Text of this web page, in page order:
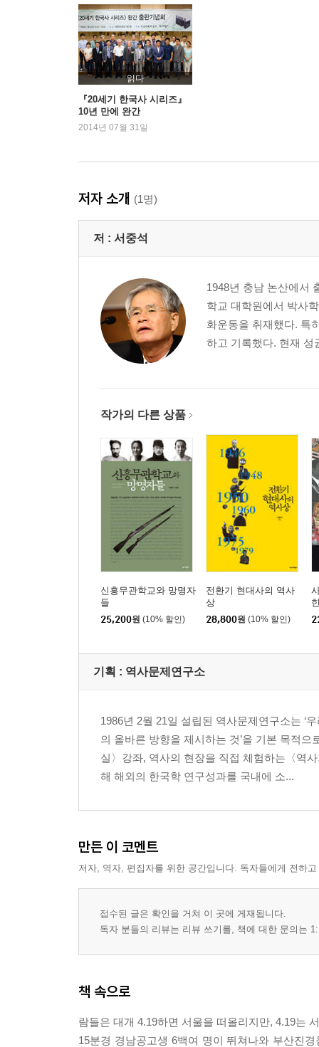
5장 아! 4월혁명, 백색독재 무너뜨리다
최인규, 부정선거를 기획하다 / 학생들 시위에 나
학생·시민항쟁 다시 불붙어 / ‘승리의 화요일’
글을 맺으며- 왜 이승만 권력은 쉽게 무너졌나
“이미 저의 마음은 거리로 나가 있습니다” / 이승
읽다
『20세기 한국사 시리즈』
10년 만에 완간
2014년 07월 31일
저자 소개 (1명)
저 : 서중석
1948년 충남 논산에서
학교 대학원에서 박사
화운동을 취재했다. 특
하고 기록했다. 현재 성
작가의 다른 상품
신흥무관학교와 망명자
들
25,200원 (10% 할인)
전환기 현대사의 역사
상
28,800원 (10% 할인)
기획 : 역사문제연구소
1986년 2월 21일 설립된 역사문제연구소는 ‘
의 올바른 방향을 제시하는 것’을 기본 목적
실〉강좌, 역사의 현장을 직접 체험하는〈역
해 해외의 한국학 연구성과를 국내에 소...
만든 이 코멘트
저자, 역자, 편집자를 위한 공간입니다. 독자들에게 전하
접수된 글은 확인을 거쳐 이 곳에 게재됩니다.
독자 분들의 리뷰는 리뷰 쓰기를, 책에 대한 문의는
책 속으로
람들은 대개 4.19하면 서울을 떠올리지만, 4.19는
15분경 경남공고생 6백여 명이 뛰쳐나와 부산진